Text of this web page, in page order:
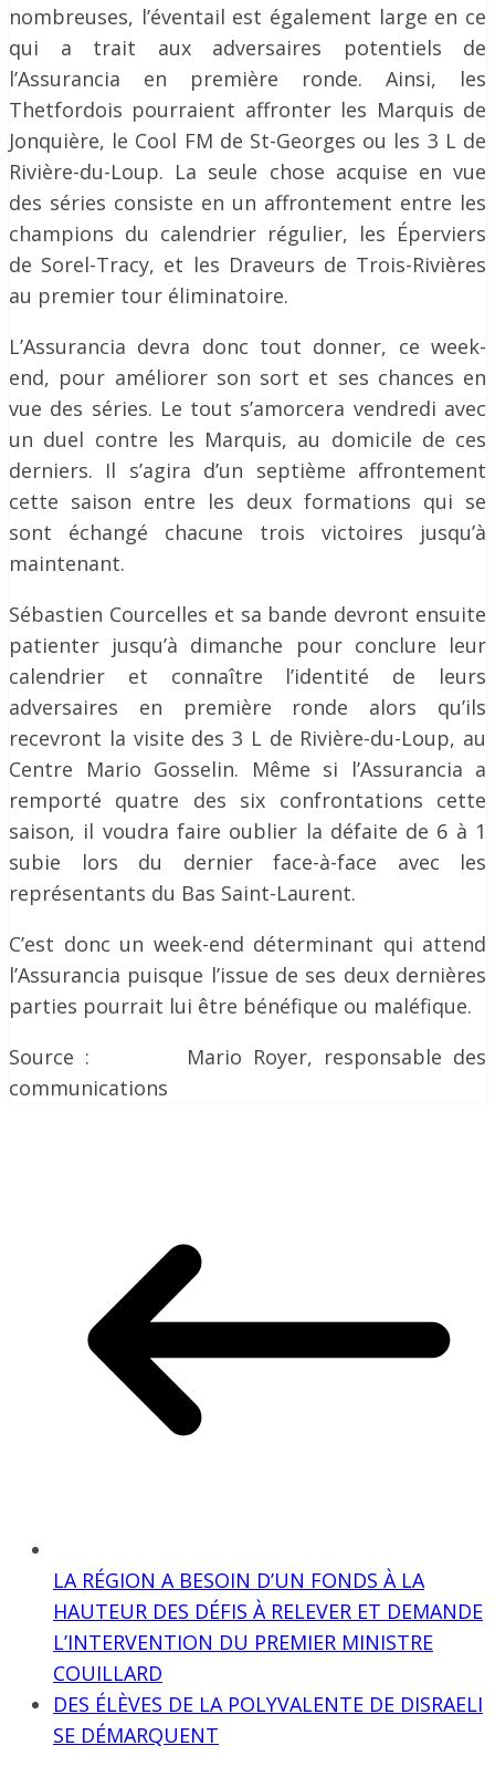
nombreuses, l’éventail est également large en ce
qui a trait aux adversaires potentiels de
l’Assurancia en première ronde. Ainsi, les
Thetfordois pourraient affronter les Marquis de
Jonquière, le Cool FM de St-Georges ou les 3 L de
Rivière-du-Loup. La seule chose acquise en vue
des séries consiste en un affrontement entre les
champions du calendrier régulier, les Éperviers
de Sorel-Tracy, et les Draveurs de Trois-Rivières
au premier tour éliminatoire.
L’Assurancia devra donc tout donner, ce week-
end, pour améliorer son sort et ses chances en
vue des séries. Le tout s’amorcera vendredi avec
un duel contre les Marquis, au domicile de ces
derniers. Il s’agira d’un septième affrontement
cette saison entre les deux formations qui se
sont échangé chacune trois victoires jusqu’à
maintenant.
Sébastien Courcelles et sa bande devront ensuite
patienter jusqu’à dimanche pour conclure leur
calendrier et connaître l’identité de leurs
adversaires en première ronde alors qu’ils
recevront la visite des 3 L de Rivière-du-Loup, au
Centre Mario Gosselin. Même si l’Assurancia a
remporté quatre des six confrontations cette
saison, il voudra faire oublier la défaite de 6 à 1
subie lors du dernier face-à-face avec les
représentants du Bas Saint-Laurent.
C’est donc un week-end déterminant qui attend
l’Assurancia puisque l’issue de ses deux dernières
parties pourrait lui être bénéfique ou maléfique.
Source : Mario Royer, responsable des
communications
LA RÉGION A BESOIN D’UN FONDS À LA
HAUTEUR DES DÉFIS À RELEVER ET DEMANDE
L’INTERVENTION DU PREMIER MINISTRE
COUILLARD
DES ÉLÈVES DE LA POLYVALENTE DE DISRAELI
SE DÉMARQUENT